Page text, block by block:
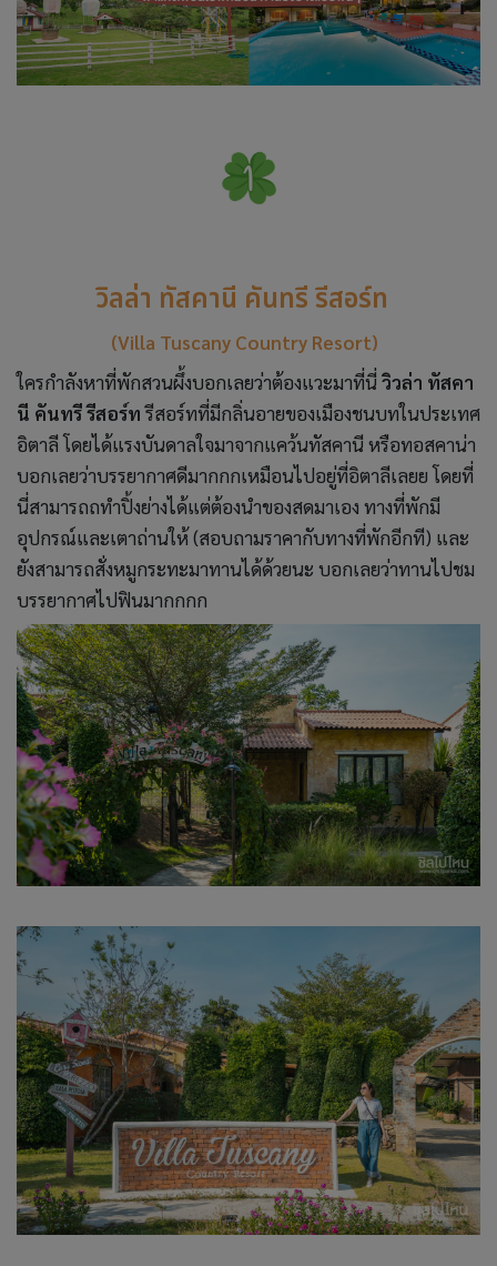
วิลล่า ทัสคานี คันทรี รีสอร์ท
(Villa Tuscany Country Resort)
ใครกำลังหาที่พักสวนผึ้งบอกเลยว่าต้องแวะมาที่นี่ วิวล่า ทัสคา
นี คันทรี รีสอร์ทรีสอร์ทที่มีกลิ่นอายของเมืองชนบทในประเทศ
อิตาลี โดยได้แรงบันดาลใจมาจากแคว้นทัสคานี หรือทอสคาน่า
บอกเลยว่าบรรยากาศดีมากกกเหมือนไปอยู่ที่อิตาลีเลยย โดยที่
นี่สามารถถทำปิ้งย่างได้แต่ต้องนำของสดมาเอง ทางที่พักมี
อุปกรณ์และเตาถ่านให้ (สอบถามราคากับทางที่พักอีกที) และ
ยังสามารถสั่งหมูกระทะมาทานได้ด้วยนะ บอกเลยว่าทานไปชม
บรรยากาศไปฟินมากกกก